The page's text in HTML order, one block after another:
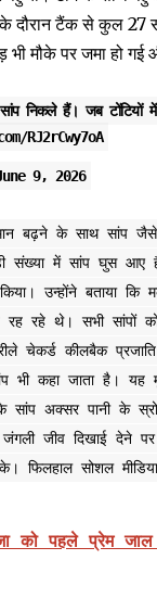
टैंक से कुल 27
मौके पर जमा हो गई
निकले हैं। जब
RJ2rCwy7oA
9, 2026
बढ़ने के साथ सांप
संख्या में सांप घुस आए
उन्होंने बताया
रहे थे। सभी सांपों
चेकर्ड कीलबैक
सांप भी कहा जाता
के सांप अक्सर पानी के
जीव दिखाई देने
फिलहाल सोशल
को पहले प्रेम